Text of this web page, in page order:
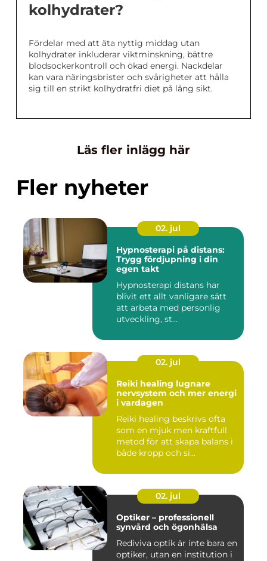
kolhydrater?
Fördelar med att äta nyttig middag utan
kolhydrater inkluderar viktminskning, bättre
blodsockerkontroll och ökad energi. Nackdelar
kan vara näringsbrister och svårigheter att hålla
sig till en strikt kolhydratfri diet på lång sikt.
Läs fler inlägg här
Fler nyheter
02. jul
Hypnosterapi på distans:
Trygg fördjupning i din
egen takt
Hypnosterapi distans har
blivit ett allt vanligare sätt
att arbeta med personlig
utveckling, st...
02. jul
Reiki healing lugnare
nervsystem och mer energi
i vardagen
Reiki healing beskrivs ofta
som en mjuk men kraftfull
metod för att skapa balans i
både kropp och si...
02. jul
Optiker – professionell
synvård och ögonhälsa
Rediviva optik är inte bara en
optiker, utan en institution i